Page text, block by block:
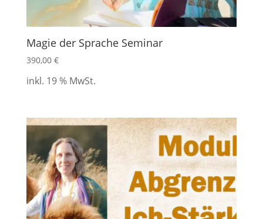
Magie der Sprache Seminar
390,00 €
inkl. 19 % MwSt.